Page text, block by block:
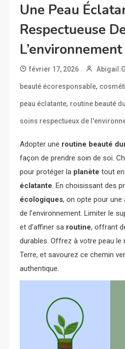
Une Peau
Respectueuse
L’environnement
février 17, 2026
beauté écoresponsable,
peau éclatante, routine beauté
soins respectueux de
Adopter une routine beauté
façon de prendre soin de soi.
pour protéger la planète tout
éclatante . En choisissant des
écologiques, on opte pour une
de l’environnement. Limiter le
et d’affiner sa routine, offrant
durables. Offrez à votre peau le
Terre, et savourez ce chemin
authentique.